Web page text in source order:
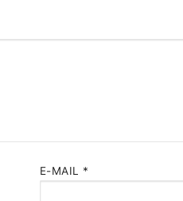
E-MAIL *